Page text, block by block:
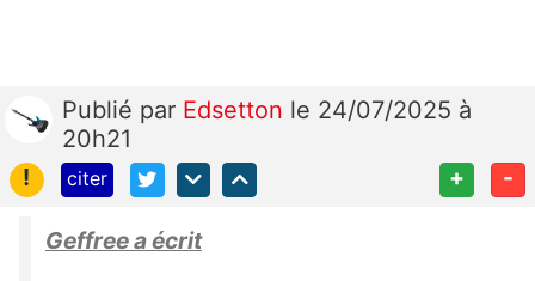
Publié par Edsetton le 24/07/2025 à
20h21
!
citer + -
Geffree a écrit